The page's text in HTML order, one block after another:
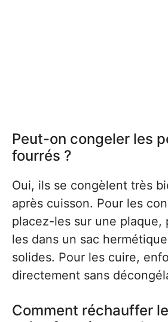
Peut-on congeler les
fourrés ?
Oui, ils se congèlent très
après cuisson. Pour les
placez-les sur une plaque,
les dans un sac
solides. Pour les cuire,
directement sans
Comment réchauffer